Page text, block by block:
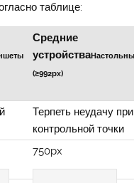
таблице:
Средние
устройства
(≥992px)
Терпеть неудачу
контрольной точки
750px